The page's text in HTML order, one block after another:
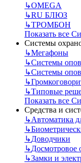
↳OMEGA
↳RU БЛЮЗ
↳ТРОМБОН
Показать все
Системы
↳Мегафоны
↳Системы
↳Системы
↳
↳Типовые
Показать все
Средства и
↳Автоматика
↳
↳Доводчики
↳Досмотровое
↳Замки и